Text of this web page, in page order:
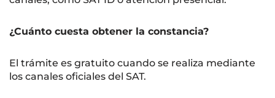
¿Cuánto cuesta obtener la constancia?
El trámite es gratuito cuando se realiza mediante
los canales oficiales del SAT.